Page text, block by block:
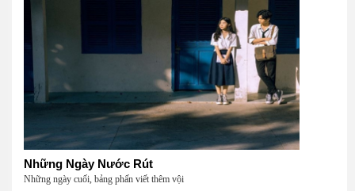
Những Ngày Nước Rút
Những ngày cuối, bảng phấn viết thêm vội